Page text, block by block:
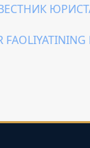
ЮРИСТА